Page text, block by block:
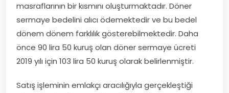
masraflarının bir kısmını oluşturmaktadır. Döner
sermaye bedelini alıcı ödemektedir ve bu bedel
dönem dönem farklılık gösterebilmektedir. Daha
önce 90 lira 50 kuruş olan döner sermaye ücreti
2019 yılı için 103 lira 50 kuruş olarak belirlenmiştir.
Satış işleminin emlakçı aracılığıyla gerçekleştiği